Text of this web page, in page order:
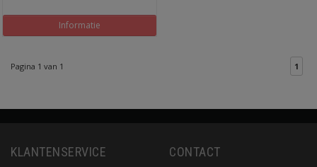
Informatie
Pagina 1 van 1 1
KLANTENSERVICE CONTACT